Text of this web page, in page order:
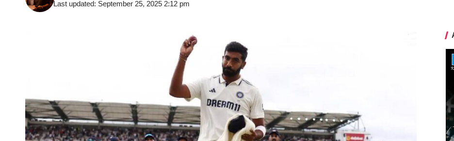
Last updated: September 25, 2025 2:12 pm